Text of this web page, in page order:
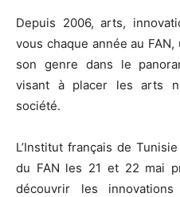
Depuis 2006, arts,
vous chaque année au
son genre dans le
visant à placer les arts
société.
L’Institut français de
du FAN les 21 et 22 mai
découvrir les